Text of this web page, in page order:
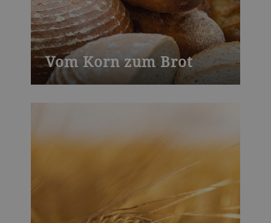
plant-based meat, fish and dairy.
Vom Korn zum Brot
Der Backkurs "Vom Korn zum Brot“ von
Kurs lernen Sie u. a. Mehlanalytik-
Mehlkomponenten zu bewerten.